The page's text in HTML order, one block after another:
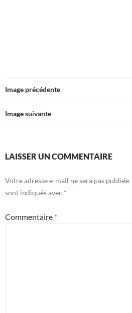
Image précédente
Image suivante
LAISSER UN COMMENTAIRE
Votre adresse e-mail ne sera pas publiée.
sont indiqués avec *
Commentaire *